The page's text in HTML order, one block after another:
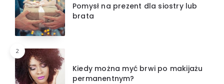
Pomysł na prezent dla siostry lub
brata
2
Kiedy można myć brwi po makijażu
permanentnym?